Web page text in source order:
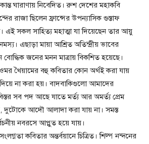
ঘারাণায় নিবেদিত। রুশ দেশের মহাকবি
রাজা ছিলেন ফ্রান্সের উপন্যাসিক গুস্তাফ
এই সকল সাহিত্য মহাত্মা যা দিয়েছেন তার আয়ু
এছাড়া মায়া আশ্রিত অতিন্দ্রীয় ভাবের
জনের মনন মাত্রায় বিকশিত হয়েছে।
খৈয়ামের বহু কবিতার কোন অর্থই করা যায়
না করা হয়। বাদবাকিগুলো আমাদের
সব পদ আছে যাতে মর্ত্য আর অমর্ত্য প্রেম
দুটোকে আদৌ আলাদা করা যায় না। সমস্ত
নবরসে আপ্লুত হয়ে যায়।
কবিতার অন্তর্বয়ানে চিত্রিত। শিল্প নন্দনের